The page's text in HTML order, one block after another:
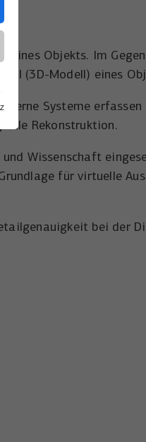
Objekts. Im
(3D-Modell) eines
Systeme
Rekonstruktion.
Wissenschaft
für virtuelle
bei der